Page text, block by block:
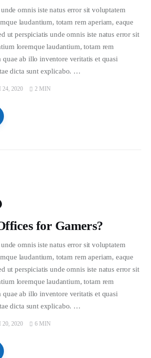
omnis iste natus error sit voluptatem
laudantium, totam rem aperiam, eaque
ut perspiciatis unde omnis iste natus error sit
loremque laudantium, totam rem
quae ab illo inventore veritatis et quasi
dicta sunt explicabo. …
24, 2020 2 MIN
for Gamers?
omnis iste natus error sit voluptatem
laudantium, totam rem aperiam, eaque
ut perspiciatis unde omnis iste natus error sit
loremque laudantium, totam rem
quae ab illo inventore veritatis et quasi
dicta sunt explicabo. …
20, 2020 6 MIN